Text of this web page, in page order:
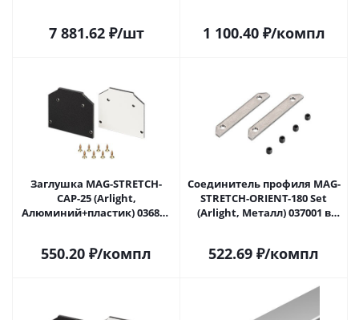
7 881.62₽/шт 1 100.40₽/компл
Заглушка MAG-STRETCH-
CAP-25 (Arlight,
Алюминий+пластик) 036886
550.20 ₽/компл
Соединитель профиля MAG-
STRETCH-ORIENT-180 Set
(Arlight, Металл) 037001 в
522.69 ₽/компл